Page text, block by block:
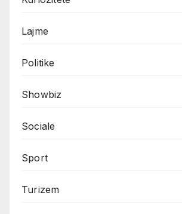
Lajme
Politike
Showbiz
Sociale
Sport
Turizem